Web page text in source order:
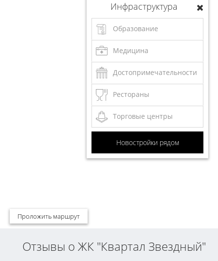
Инфраструктура
Образование
Медицина
Достопримечательности
Рестораны
Торговые центры
Новостройки рядом
Проложить маршрут
Отзывы о ЖК "Квартал Звездный"